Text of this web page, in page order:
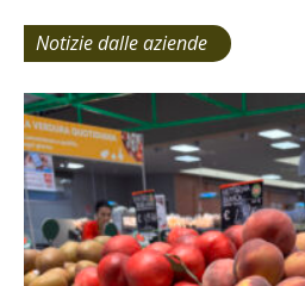
Notizie dalle aziende